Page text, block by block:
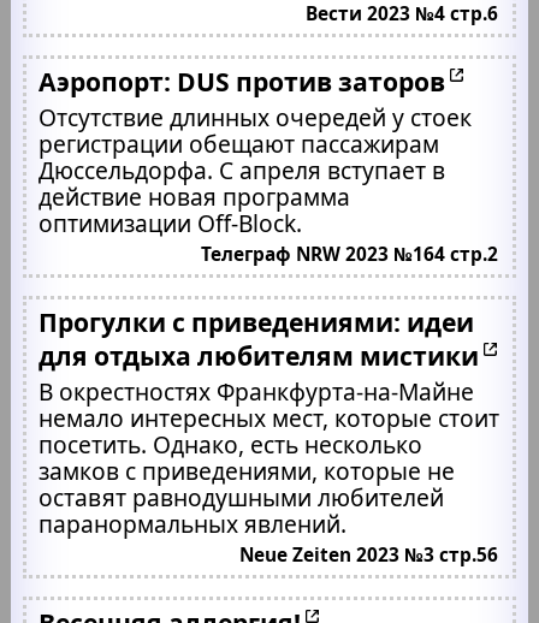
Вести 2023 №4 стр.6
Аэропорт: DUS против заторов
Отсутствие длинных очередей у стоек
регистрации обещают пассажирам
Дюссельдорфа. С апреля вступает в
действие новая программа
оптимизации Off-Block.
Телеграф NRW 2023 №164 стр.2
Прогулки с приведениями: идеи
для отдыха любителям мистики
В окрестностях Франкфурта-на-Майне
немало интересных мест, которые стоит
посетить. Однако, есть несколько
замков с приведениями, которые не
оставят равнодушными любителей
паранормальных явлений.
Neue Zeiten 2023 №3 стр.56